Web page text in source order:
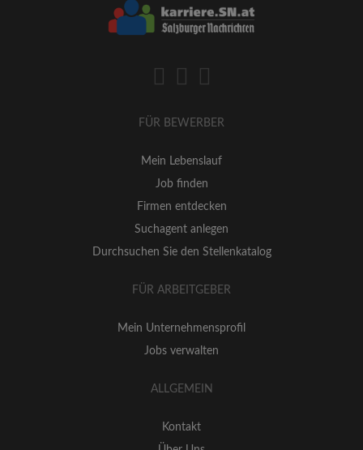
FÜR BEWERBER
Mein Lebenslauf
Job finden
Firmen entdecken
Suchagent anlegen
Durchsuchen Sie den Stellenkatalog
FÜR ARBEITGEBER
Mein Unternehmensprofil
Jobs verwalten
ALLGEMEIN
Kontakt